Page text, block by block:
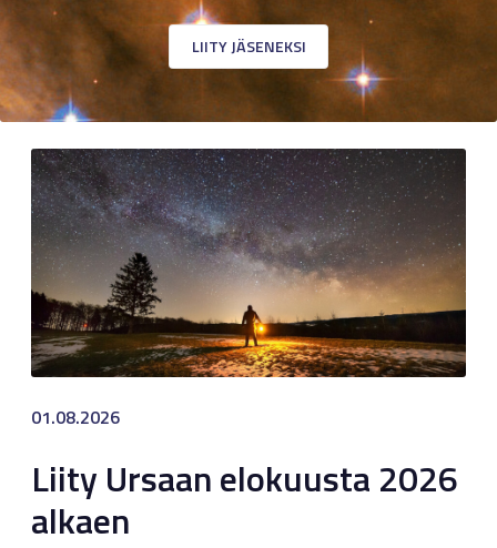
LIITY JÄSENEKSI
01.08.2026
Liity Ursaan elokuusta 2026
alkaen